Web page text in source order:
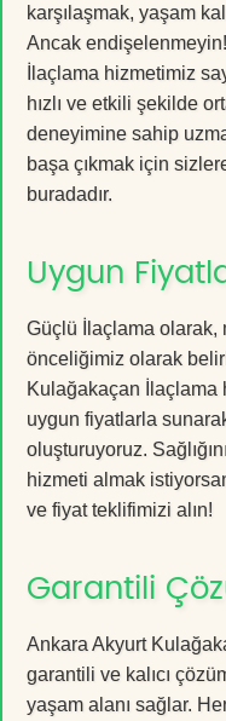
karşılaşmak, yaşam
Ancak
İlaçlama hizmetimiz
hızlı ve etkili şekilde
deneyimine sahip
başa çıkmak için
buradadır.
Uygun
Güçlü İlaçlama olarak,
önceliğimiz olarak
Kulağakaçan İlaçlama
uygun fiyatlarla
oluşturuyoruz.
hizmeti almak
ve fiyat teklifimizi alın!
Garantili
Ankara Akyurt
garantili ve kalıcı
yaşam alanı sağlar.